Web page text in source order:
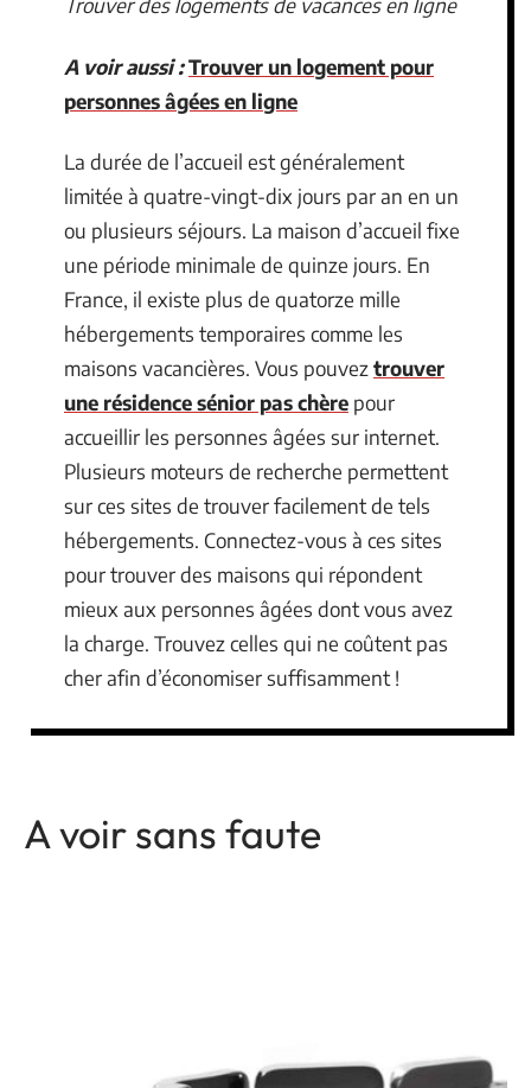
A voir aussi :Trouver un logement pour
personnes âgées en ligne
La durée de l’accueil est généralement
limitée à quatre-vingt-dix jours par an en un
ou plusieurs séjours. La maison d’accueil fixe
une période minimale de quinze jours. En
France, il existe plus de quatorze mille
hébergements temporaires comme les
maisons vacancières. Vous pouveztrouver
une résidence sénior pas chère pour
accueillir les personnes âgées sur internet.
Plusieurs moteurs de recherche permettent
sur ces sites de trouver facilement de tels
hébergements. Connectez-vous à ces sites
pour trouver des maisons qui répondent
mieux aux personnes âgées dont vous avez
la charge. Trouvez celles qui ne coûtent pas
cher afin d’économiser suffisamment !
A voir sans faute